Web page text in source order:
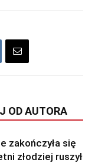
OD AUTORA
zakończyła się
złodziej ruszył